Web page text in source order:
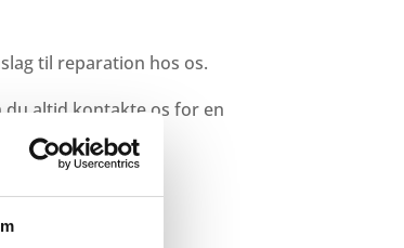
til reparation hos os.
du altid kontakte os for en